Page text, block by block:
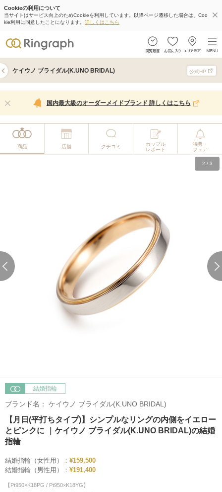
Cookieの利用について
当サイトはサービス向上のためCookieを利用しています。以降ページ遷移した場合は、Coo
kie利用に同意したことになります。 詳しくはこちら
ケイウノ ブライダル(K.UNO BRIDAL) 公式HP
国内最大級のオーダーメイドブランド 詳しくはこちら
商品 店舗 クチコミ
カップル
レポート
特典・
フェア
2 / 3
結婚指輪
ブランド名： ケイウノ ブライダル(K.UNO BRIDAL)
【月日(平打ちタイプ)】シンプルなリングの内側をイエロー
とピンクに ｜ケイウノ ブライダル(K.UNO BRIDAL)の結婚
指輪
結婚指輪（女性用）： ¥159,500
結婚指輪（男性用）： ¥191,400
【Pt950×K18PG / Pt950×K18YG】